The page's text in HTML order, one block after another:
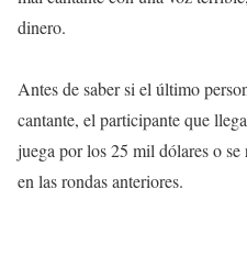
dinero.
Antes de saber si el último
cantante, el participante que
juega por los 25 mil dólares o
en las rondas anteriores.